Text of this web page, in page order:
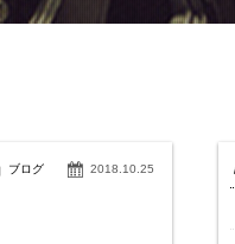
2018.10.25
ブログ